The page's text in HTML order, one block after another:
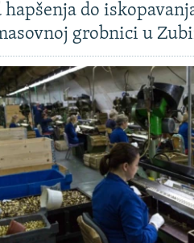
hapšenja do
grobnici u